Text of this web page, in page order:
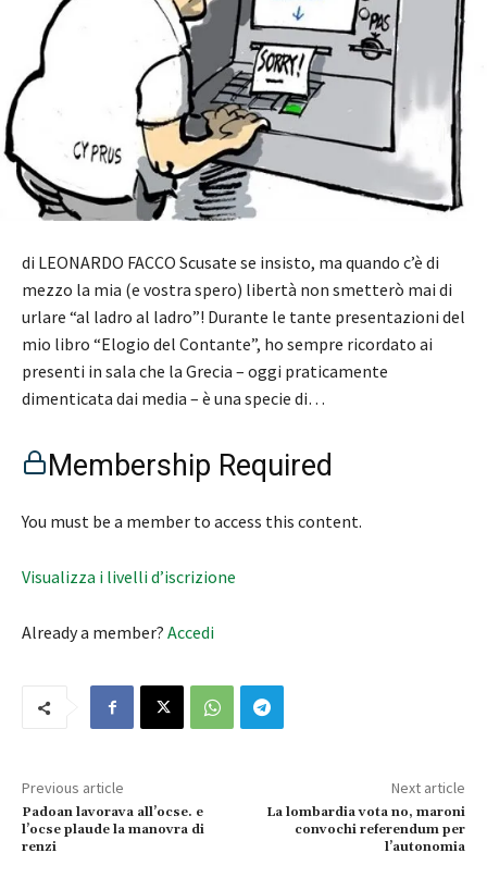
di LEONARDO FACCO Scusate se insisto, ma quando c’è di
mezzo la mia (e vostra spero) libertà non smetterò mai di
urlare “al ladro al ladro”! Durante le tante presentazioni del
mio libro “Elogio del Contante”, ho sempre ricordato ai
presenti in sala che la Grecia – oggi praticamente
dimenticata dai media – è una specie di…
Membership Required
You must be a member to access this content.
Visualizza i livelli d’iscrizione
Already a member? Accedi
Previous article
Padoan lavorava all’ocse. e
l’ocse plaude la manovra di
renzi
Next article
La lombardia vota no, maroni
convochi referendum per
l’autonomia